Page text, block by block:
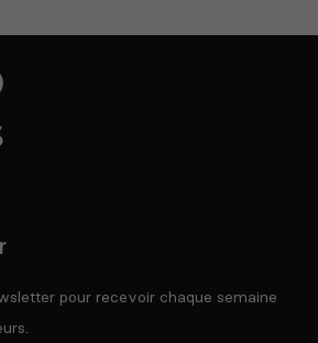
pour recevoir chaque semaine